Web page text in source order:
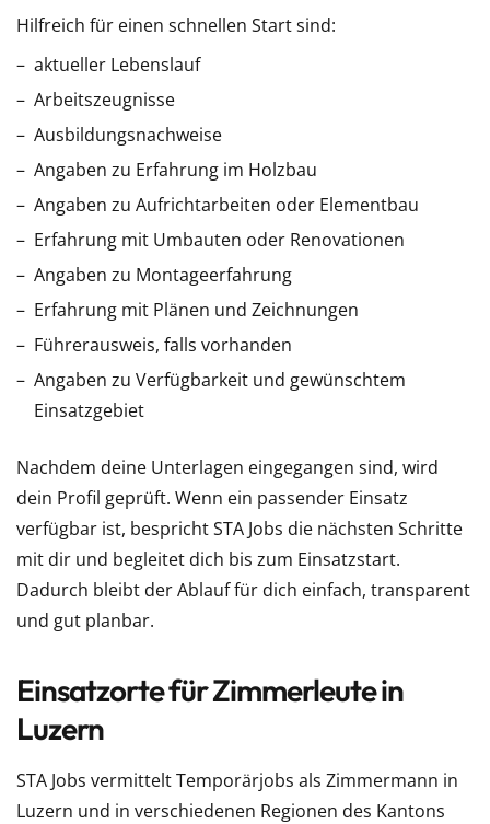
Hilfreich für einen schnellen Start sind:
aktueller Lebenslauf
Arbeitszeugnisse
Ausbildungsnachweise
Angaben zu Erfahrung im Holzbau
Angaben zu Aufrichtarbeiten oder Elementbau
Erfahrung mit Umbauten oder Renovationen
Angaben zu Montageerfahrung
Erfahrung mit Plänen und Zeichnungen
Führerausweis, falls vorhanden
Angaben zu Verfügbarkeit und gewünschtem
Einsatzgebiet
Nachdem deine Unterlagen eingegangen sind, wird
dein Profil geprüft. Wenn ein passender Einsatz
verfügbar ist, bespricht STA Jobs die nächsten Schritte
mit dir und begleitet dich bis zum Einsatzstart.
Dadurch bleibt der Ablauf für dich einfach, transparent
und gut planbar.
Einsatzorte für Zimmerleute in
Luzern
STA Jobs vermittelt Temporärjobs als Zimmermann in
Luzern und in verschiedenen Regionen des Kantons